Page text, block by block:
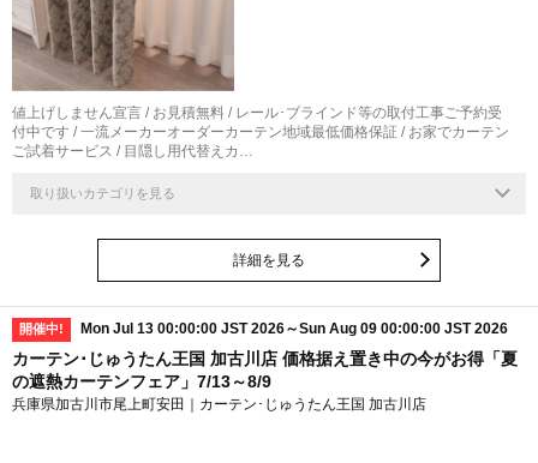
値上げしません宣言 / お見積無料 / レール･ブラインド等の取付工事ご予約受
付中です / 一流メーカーオーダーカーテン地域最低価格保証 / お家でカーテン
ご試着サービス / 目隠し用代替えカ…
取り扱いカテゴリを見る
詳細を見る
開催中! Mon Jul 13 00:00:00 JST 2026～Sun Aug 09 00:00:00 JST 2026
カーテン･じゅうたん王国 加古川店 価格据え置き中の今がお得「夏
の遮熱カーテンフェア」7/13～8/9
兵庫県加古川市尾上町安田｜カーテン･じゅうたん王国 加古川店